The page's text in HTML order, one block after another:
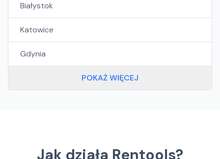
Białystok
Katowice
Gdynia
POKAŻ WIĘCEJ
Jak działa Rentools?